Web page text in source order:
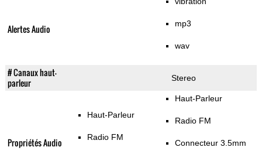
Alertes Audio mp3
wav
# Canaux haut-
parleur
Stereo
Propriétés Audio
Haut-Parleur
Radio FM
Haut-Parleur
Radio FM
Connecteur 3.5mm